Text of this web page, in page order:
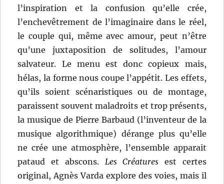
l’inspiration et la confusion qu’elle crée,
l’enchevêtrement de l’imaginaire dans le réel,
le couple qui, même avec amour, peut n’être
qu’une juxtaposition de solitudes, l’amour
salvateur. Le menu est donc copieux mais,
hélas, la forme nous coupe l’appétit. Les effets,
qu’ils soient scénaristiques ou de montage,
paraissent souvent maladroits et trop présents,
la musique de Pierre Barbaud (l’inventeur de la
musique algorithmique) dérange plus qu’elle
ne crée une atmosphère, l’ensemble apparait
pataud et abscons. Les Créatures est certes
original, Agnès Varda explore des voies, mais il